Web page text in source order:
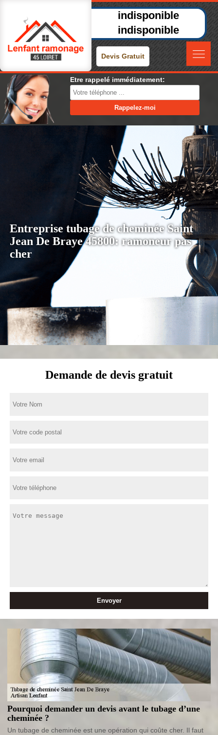
indisponible
indisponible
Devis Gratuit
Etre rappelé immédiatement:
Entreprise tubage de cheminée Saint
Jean De Braye 45800: ramoneur pas
cher
Demande de devis gratuit
Pourquoi demander un devis avant le tubage d’une
cheminée ?
Un tubage de cheminée est une opération qui coûte cher. Il faut